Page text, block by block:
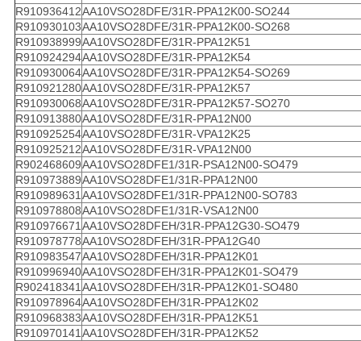
R910936412AA10VSO28DFE/31R-PPA12K00-SO244
R910930103AA10VSO28DFE/31R-PPA12K00-SO268
R910938999AA10VSO28DFE/31R-PPA12K51
R910924294AA10VSO28DFE/31R-PPA12K54
R910930064AA10VSO28DFE/31R-PPA12K54-SO269
R910921280AA10VSO28DFE/31R-PPA12K57
R910930068AA10VSO28DFE/31R-PPA12K57-SO270
R910913880AA10VSO28DFE/31R-PPA12N00
R910925254AA10VSO28DFE/31R-VPA12K25
R910925212AA10VSO28DFE/31R-VPA12N00
R902468609AA10VSO28DFE1/31R-PSA12N00-SO479
R910973889AA10VSO28DFE1/31R-PPA12N00
R910989631AA10VSO28DFE1/31R-PPA12N00-SO783
R910978808AA10VSO28DFE1/31R-VSA12N00
R910976671AA10VSO28DFEH/31R-PPA12G30-SO479
R910978778AA10VSO28DFEH/31R-PPA12G40
R910983547AA10VSO28DFEH/31R-PPA12K01
R910996940AA10VSO28DFEH/31R-PPA12K01-SO479
R902418341AA10VSO28DFEH/31R-PPA12K01-SO480
R910978964AA10VSO28DFEH/31R-PPA12K02
R910968383AA10VSO28DFEH/31R-PPA12K51
R910970141AA10VSO28DFEH/31R-PPA12K52